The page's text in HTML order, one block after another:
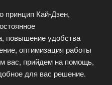
принцип Кай-Дзен,
повышение удобства
оптимизация работы
вас, прийдем на помощь,
для вас решение.